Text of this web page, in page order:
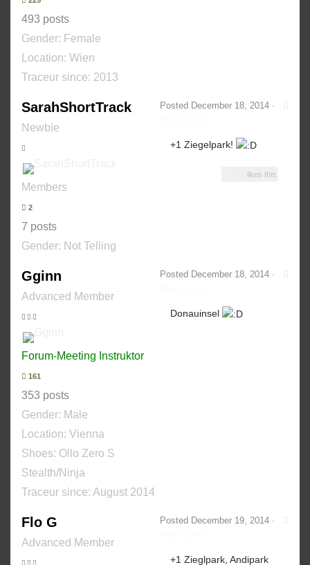
493 posts
Gender: Female
Location: Wien
Traceur since: 2013
SarahShortTrack
Newbie
Members
2
7 posts
Gender: Not Telling
Posted December 18, 2014 ·
+1 Ziegelpark!
likes this
Gginn
Advanced Member
Forum-Meeting Instruktor
161
353 posts
Gender: Male
Location: Vienna
Shoes: Ollo Zero S
Stealth/Ninja
Traceur since: August 2014
Posted December 18, 2014 ·
Donauinsel
Flo G
Advanced Member
Posted December 19, 2014 ·
+1 Zieglpark, Andipark